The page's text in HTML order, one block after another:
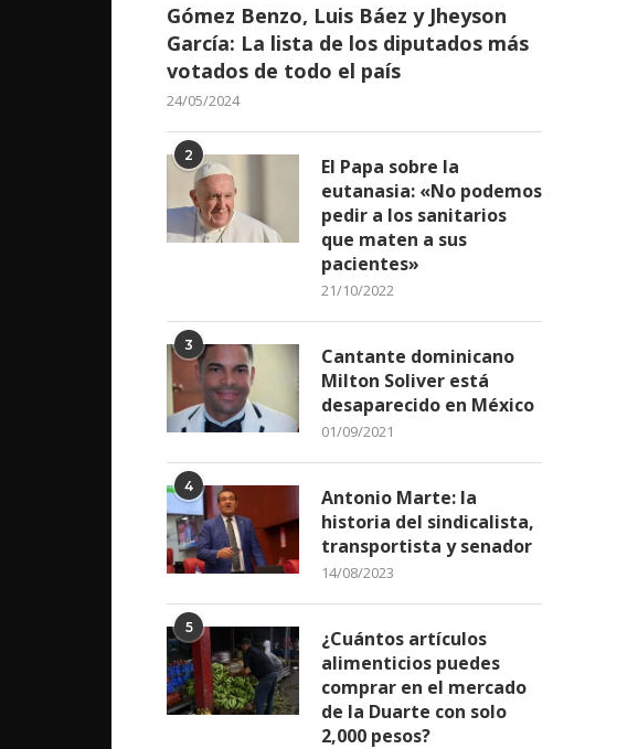
Gómez Benzo, Luis Báez y Jheyson
García: La lista de los diputados más
votados de todo el país
24/05/2024
2
El Papa sobre la
eutanasia: «No podemos
pedir a los sanitarios
que maten a sus
pacientes»
21/10/2022
3
Cantante dominicano
Milton Soliver está
desaparecido en México
01/09/2021
4
Antonio Marte: la
historia del sindicalista,
transportista y senador
14/08/2023
5
¿Cuántos artículos
alimenticios puedes
comprar en el mercado
de la Duarte con solo
2,000 pesos?